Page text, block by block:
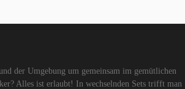
der Umgebung um gemeinsam im gemütlichen
Alles ist erlaubt! In wechselnden Sets trifft man